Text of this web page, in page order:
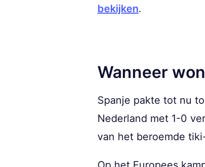
bekijken.
Wanneer
Spanje pakte tot nu
Nederland met 1-0
van het beroemde